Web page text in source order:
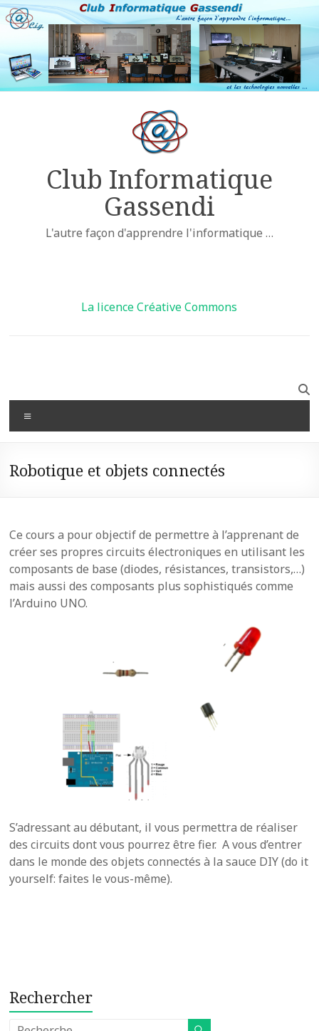
Club Informatique
Gassendi
L'autre façon d'apprendre l'informatique …
La licence Créative Commons
Robotique et objets connectés
Ce cours a pour objectif de permettre à l’apprenant de
créer ses propres circuits électroniques en utilisant les
composants de base (diodes, résistances, transistors,…)
mais aussi des composants plus sophistiqués comme
l’Arduino UNO.
S’adressant au débutant, il vous permettra de réaliser
des circuits dont vous pourrez être fier. A vous d’entrer
dans le monde des objets connectés à la sauce DIY (do it
yourself: faites le vous-même).
Rechercher